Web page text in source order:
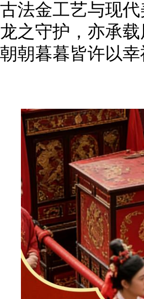
古法金工艺与现
龙之守护，亦承
朝朝暮暮皆许以幸